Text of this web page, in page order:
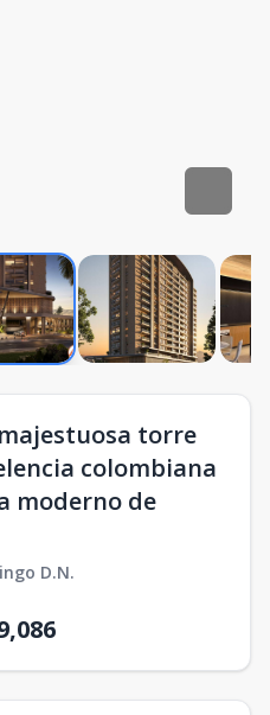
torre
colombiana
moderno de
D.N.